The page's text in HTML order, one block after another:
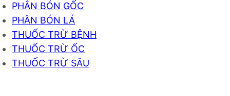
PHÂN BÓN GỐC
PHÂN BÓN LÁ
THUỐC TRỪ BỆNH
THUỐC TRỪ ỐC
THUỐC TRỪ SÂU